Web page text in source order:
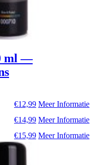
ml —
€12,99 Meer Informatie
€14,99 Meer Informatie
€15,99 Meer Informatie